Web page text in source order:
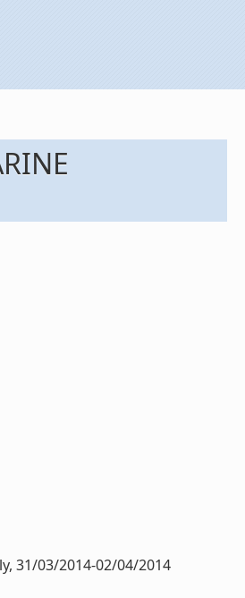
31/03/2014-02/04/2014